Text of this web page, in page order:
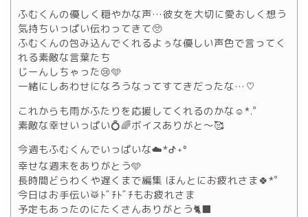
ふむくんの優しく穏やかな声…彼女を大切に愛おしく想う
気持ちいっぱい伝わってきて🥺
ふむくんの包み込んでくれるよぅな優しい声色で言ってく
れる素敵な言葉たち
じーんしちゃった😢🩵
一緒にしあわせになろうなってすてきだったな…♡
これからも雨がふたりを応援してくれるのかな☺️*.゜
素敵な幸せいっぱい💍🌈ボイスありがと〜🥰
今週もふむくんでいっぱいな☁️*ᕷ˖°
幸せな週末をありがとう🩵
長時間どらわくや遅くまで編集 ほんとにお疲れさま🍀*ﾟ
今日はお手伝い🥁ﾄﾞﾁﾄﾞﾁもお疲れさま
予定もあったのにたくさんありがとう🐈‍⬛